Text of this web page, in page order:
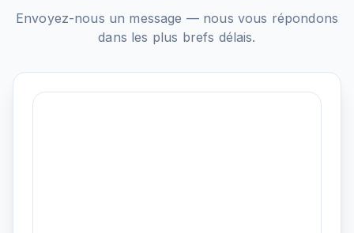
Envoyez-nous un message — nous vous répondons
dans les plus brefs délais.